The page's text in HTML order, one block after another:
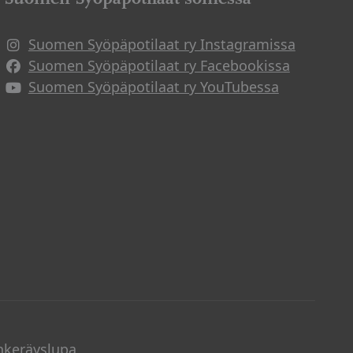
Suomen Syöpäpotilaat ry Instagramissa
Suomen Syöpäpotilaat ry Facebookissa
Suomen Syöpäpotilaat ry YouTubessa